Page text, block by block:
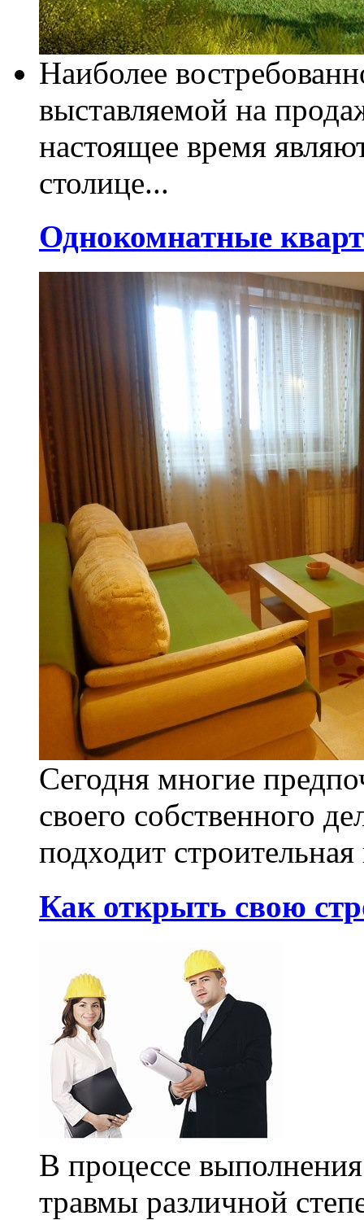
Наиболее
выставляемой на
настоящее время
столице...
Однокомнатные
Сегодня многие
своего собственного
подходит
Как открыть свою
В процессе
травмы различной